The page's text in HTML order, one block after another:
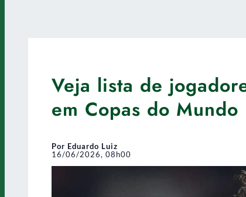
Veja lista de
em Copas do Mundo
Por Eduardo Luiz
16/06/2026, 08h00